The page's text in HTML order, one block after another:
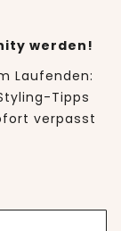
werden!
Laufenden:
Tipps
verpasst